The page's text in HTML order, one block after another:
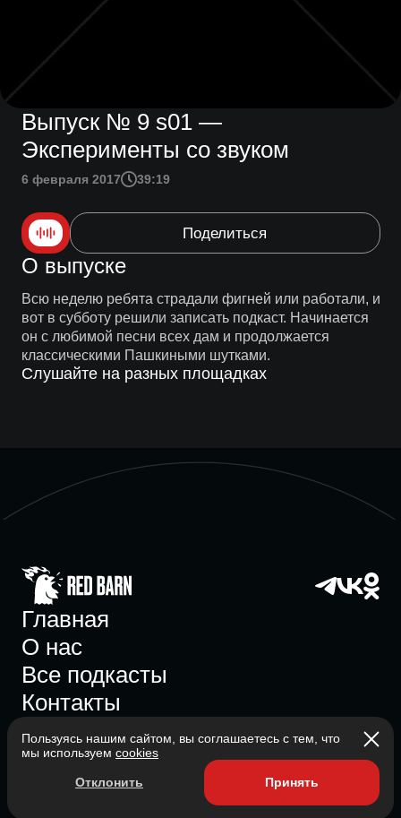
Выпуск № 9 s01 —
Эксперименты со звуком
6 февраля 2017 39:19
Поделиться
О выпуске
Всю неделю ребята страдали фигней или работали, и
вот в субботу решили записать подкаст. Начинается
он с любимой песни всех дам и продолжается
классическими Пашкиными шутками.
Слушайте на разных площадках
Главная
О нас
Все подкасты
Контакты
Состоит в ассоциации с 2023
Пользуясь нашим сайтом, вы соглашаетесь с тем, что
мы используем cookies
Отклонить Принять